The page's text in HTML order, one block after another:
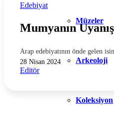
Müzeler
Arkeoloji
Koleksiyon
Edebiyat
Mumyanın
Arap edebiyatının önde gelen
28 Nisan 2024
Editör